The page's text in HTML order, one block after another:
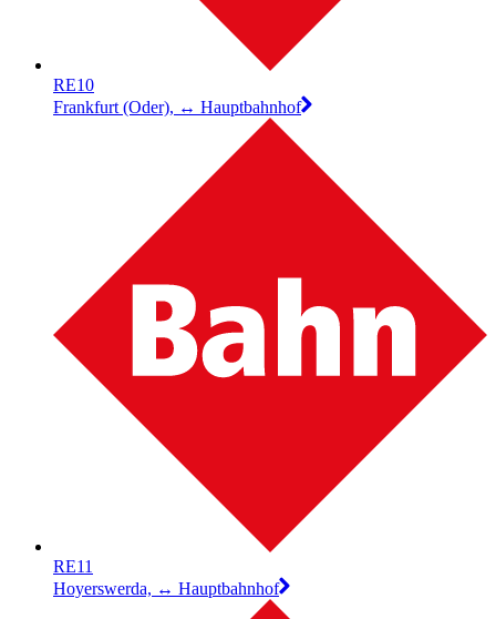
RE10
Frankfurt (Oder), ↔︎ Hauptbahnhof
RE11
Hoyerswerda, ↔︎ Hauptbahnhof